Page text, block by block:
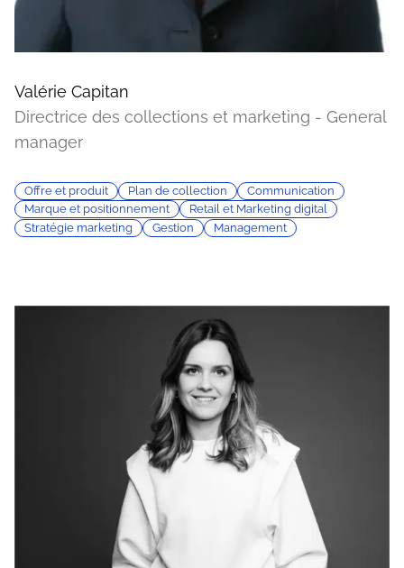
Valérie Capitan
Directrice des collections et marketing - General
manager
Offre et produit Plan de collection
Communication
Marque et positionnement
Retail et Marketing digital
Stratégie marketing
Gestion Management